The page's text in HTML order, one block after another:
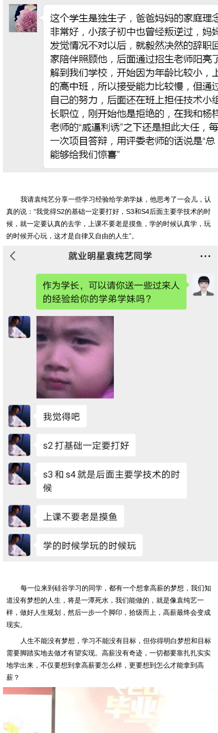
我请袁纯艺分享一些学习经验给学弟学妹，他思考了一会儿，认
真的说：“我觉得S2的基础一定要打好，S3和S4后面主要学技术的时
候，就一定要认真的去学，上课不要老是摸鱼，学的时候认真学，玩
的时候开心玩，这才是自律又自由的人生”。
每一位来到硅谷学习的同学，都有一个想拿高薪的梦想，我们知
道没有梦想的人生，将是一潭死水，我们能做的，就是像袁纯艺一
样，做好人生规划，然后一步一个脚印，拾级而上，高薪最终会变成
现实。
人生不能没有梦想，学习不能没有目标，但你得明白梦想和目标
需要脚踏实地去做才有望实现。高薪没有奇迹，一切都要靠扎扎实实
地学出来，不仅要想到拿高薪要怎么样，更要想到怎么才能拿到高
薪？